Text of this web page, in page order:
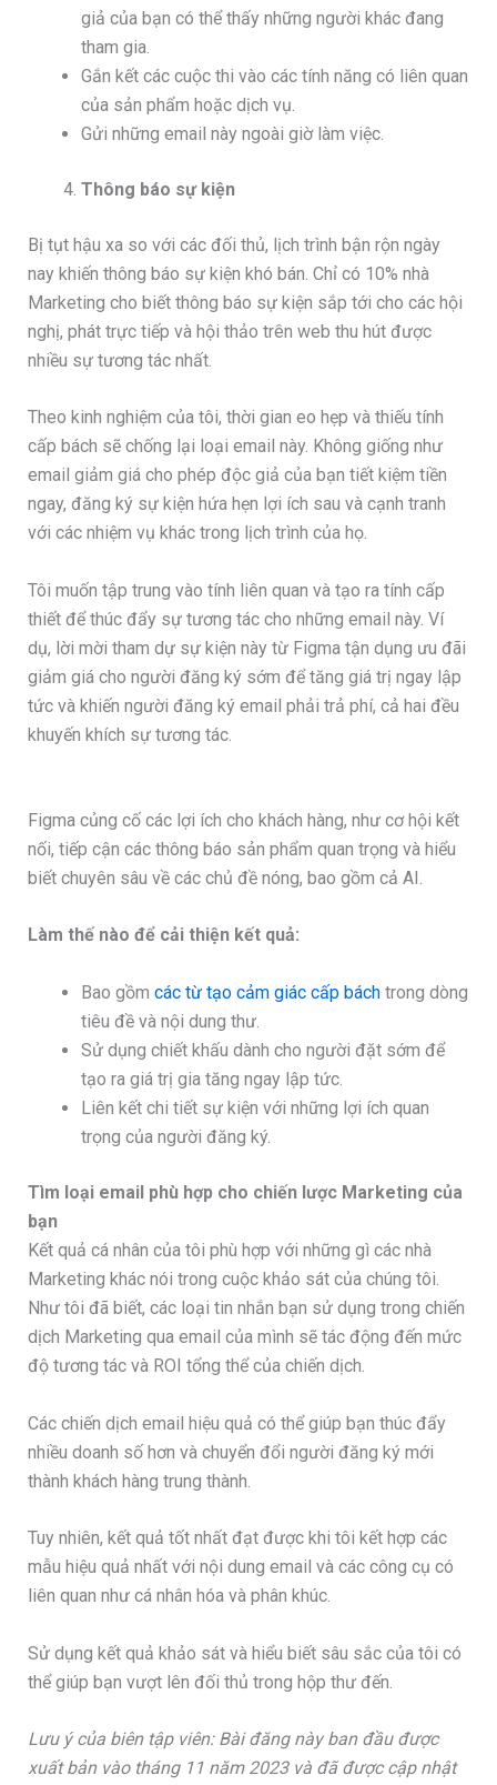
giả của bạn có thể thấy những người khác đang
tham gia.
Gắn kết các cuộc thi vào các tính năng có liên quan
của sản phẩm hoặc dịch vụ.
Gửi những email này ngoài giờ làm việc.
Thông báo sự kiện
Bị tụt hậu xa so với các đối thủ, lịch trình bận rộn ngày
nay khiến thông báo sự kiện khó bán. Chỉ có 10% nhà
Marketing cho biết thông báo sự kiện sắp tới cho các hội
nghị, phát trực tiếp và hội thảo trên web thu hút được
nhiều sự tương tác nhất.
Theo kinh nghiệm của tôi, thời gian eo hẹp và thiếu tính
cấp bách sẽ chống lại loại email này. Không giống như
email giảm giá cho phép độc giả của bạn tiết kiệm tiền
ngay, đăng ký sự kiện hứa hẹn lợi ích sau và cạnh tranh
với các nhiệm vụ khác trong lịch trình của họ.
Tôi muốn tập trung vào tính liên quan và tạo ra tính cấp
thiết để thúc đẩy sự tương tác cho những email này. Ví
dụ, lời mời tham dự sự kiện này từ Figma tận dụng ưu đãi
giảm giá cho người đăng ký sớm để tăng giá trị ngay lập
tức và khiến người đăng ký email phải trả phí, cả hai đều
khuyến khích sự tương tác.
Figma củng cố các lợi ích cho khách hàng, như cơ hội kết
nối, tiếp cận các thông báo sản phẩm quan trọng và hiểu
biết chuyên sâu về các chủ đề nóng, bao gồm cả AI.
Làm thế nào để cải thiện kết quả:
Bao gồm các từ tạo cảm giác cấp bách trong dòng
tiêu đề và nội dung thư.
Sử dụng chiết khấu dành cho người đặt sớm để
tạo ra giá trị gia tăng ngay lập tức.
Liên kết chi tiết sự kiện với những lợi ích quan
trọng của người đăng ký.
Tìm loại email phù hợp cho chiến lược Marketing của
bạn
Kết quả cá nhân của tôi phù hợp với những gì các nhà
Marketing khác nói trong cuộc khảo sát của chúng tôi.
Như tôi đã biết, các loại tin nhắn bạn sử dụng trong chiến
dịch Marketing qua email của mình sẽ tác động đến mức
độ tương tác và ROI tổng thể của chiến dịch.
Các chiến dịch email hiệu quả có thể giúp bạn thúc đẩy
nhiều doanh số hơn và chuyển đổi người đăng ký mới
thành khách hàng trung thành.
Tuy nhiên, kết quả tốt nhất đạt được khi tôi kết hợp các
mẫu hiệu quả nhất với nội dung email và các công cụ có
liên quan như cá nhân hóa và phân khúc.
Sử dụng kết quả khảo sát và hiểu biết sâu sắc của tôi có
thể giúp bạn vượt lên đối thủ trong hộp thư đến.
Lưu ý của biên tập viên: Bài đăng này ban đầu được
xuất bản vào tháng 11 năm 2023 và đã được cập nhật